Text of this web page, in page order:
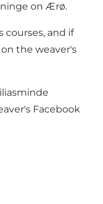
on Ærø.
courses, and if
the weaver's
Facebook